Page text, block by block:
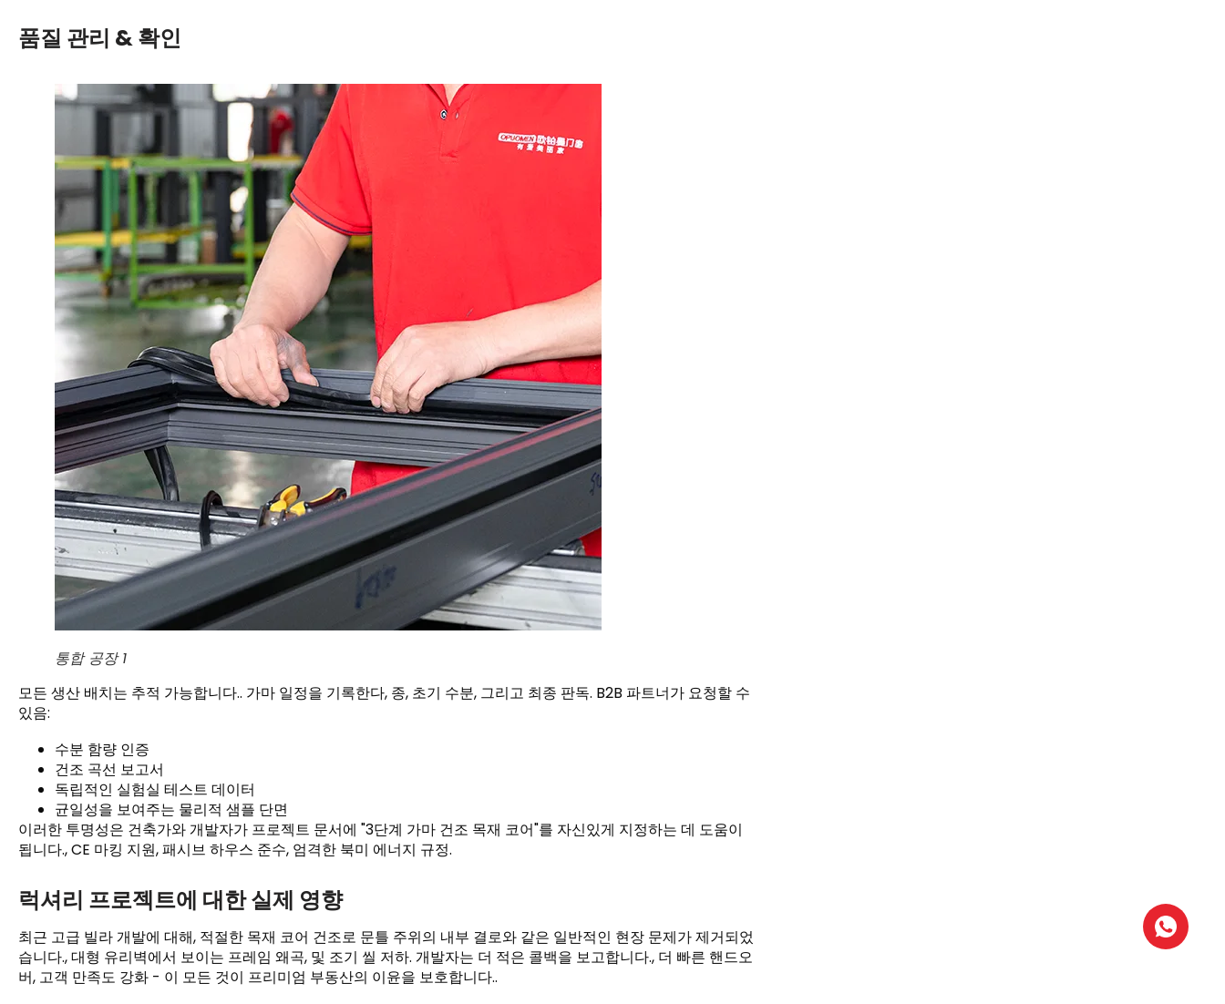
품질 관리 & 확인
통합 공장 1
모든 생산 배치는 추적 가능합니다.. 가마 일정을 기록한다, 종, 초기 수분, 그리고 최종 판독. B2B 파트너가 요청할 수
있음:
수분 함량 인증
건조 곡선 보고서
독립적인 실험실 테스트 데이터
균일성을 보여주는 물리적 샘플 단면
이러한 투명성은 건축가와 개발자가 프로젝트 문서에 "3단계 가마 건조 목재 코어"를 자신있게 지정하는 데 도움이
됩니다., CE 마킹 지원, 패시브 하우스 준수, 엄격한 북미 에너지 규정.
럭셔리 프로젝트에 대한 실제 영향
최근 고급 빌라 개발에 대해, 적절한 목재 코어 건조로 문틀 주위의 내부 결로와 같은 일반적인 현장 문제가 제거되었
습니다., 대형 유리벽에서 보이는 프레임 왜곡, 및 조기 씰 저하. 개발자는 더 적은 콜백을 보고합니다., 더 빠른 핸드오
버, 고객 만족도 강화 - 이 모든 것이 프리미엄 부동산의 이윤을 보호합니다..